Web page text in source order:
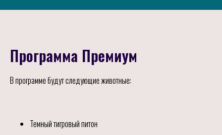
Программа Премиум
В программе будут следующие животные:
Темный тигровый питон